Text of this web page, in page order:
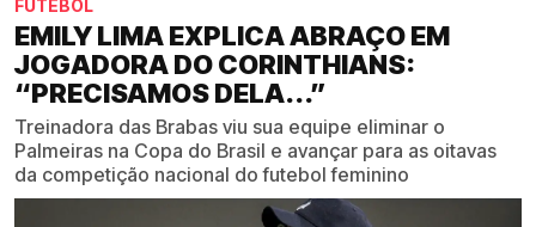
FUTEBOL
EMILY LIMA EXPLICA ABRAÇO EM
JOGADORA DO CORINTHIANS:
“PRECISAMOS DELA...”
Treinadora das Brabas viu sua equipe eliminar o
Palmeiras na Copa do Brasil e avançar para as oitavas
da competição nacional do futebol feminino